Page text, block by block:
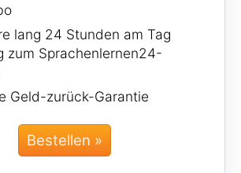
lang 24 Stunden am Tag
zum Sprachenlernen24-
Geld-zurück-Garantie
Bestellen »